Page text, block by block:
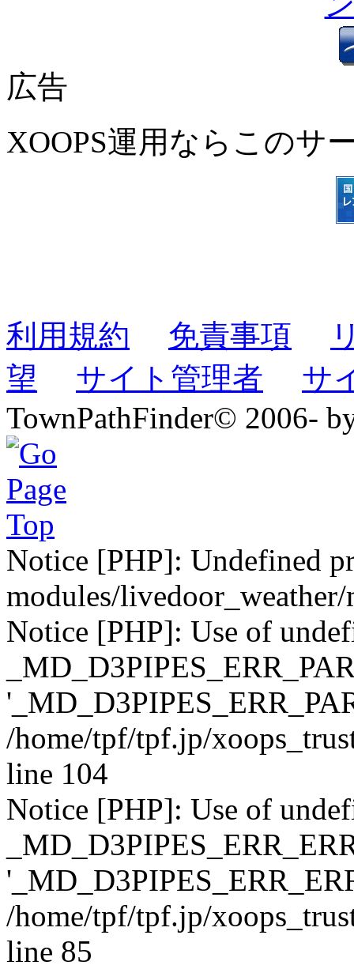
広告
XOOPS運用ならこのサ
利用規約 免責事項
望
サイト管理者
サ
TownPathFinder© 2006-
Notice [PHP]: Undefined
modules/
Notice [PHP]: Use of
/home/tpf/tpf.jp/
line 104
Notice [PHP]: Use of
/home/tpf/tpf.jp/
line 85